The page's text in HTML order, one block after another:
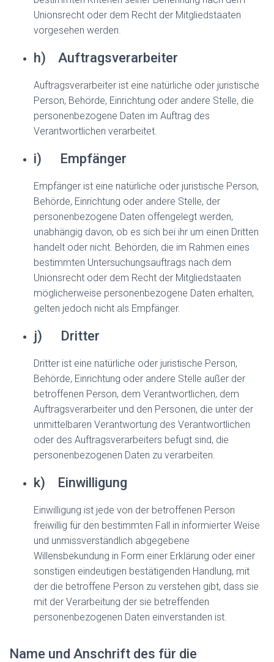
Unionsrecht oder dem Recht der Mitgliedstaaten
vorgesehen werden.
h) Auftragsverarbeiter
Auftragsverarbeiter ist eine natürliche oder juristische
Person, Behörde, Einrichtung oder andere Stelle, die
personenbezogene Daten im Auftrag des
Verantwortlichen verarbeitet.
i) Empfänger
Empfänger ist eine natürliche oder juristische Person,
Behörde, Einrichtung oder andere Stelle, der
personenbezogene Daten offengelegt werden,
unabhängig davon, ob es sich bei ihr um einen Dritten
handelt oder nicht. Behörden, die im Rahmen eines
bestimmten Untersuchungsauftrags nach dem
Unionsrecht oder dem Recht der Mitgliedstaaten
möglicherweise personenbezogene Daten erhalten,
gelten jedoch nicht als Empfänger.
j) Dritter
Dritter ist eine natürliche oder juristische Person,
Behörde, Einrichtung oder andere Stelle außer der
betroffenen Person, dem Verantwortlichen, dem
Auftragsverarbeiter und den Personen, die unter der
unmittelbaren Verantwortung des Verantwortlichen
oder des Auftragsverarbeiters befugt sind, die
personenbezogenen Daten zu verarbeiten.
k) Einwilligung
Einwilligung ist jede von der betroffenen Person
freiwillig für den bestimmten Fall in informierter Weise
und unmissverständlich abgegebene
Willensbekundung in Form einer Erklärung oder einer
sonstigen eindeutigen bestätigenden Handlung, mit
der die betroffene Person zu verstehen gibt, dass sie
mit der Verarbeitung der sie betreffenden
personenbezogenen Daten einverstanden ist.
Name und Anschrift des für die